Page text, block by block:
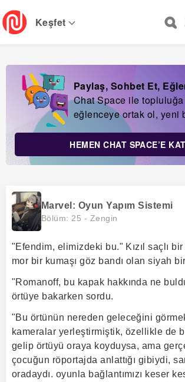
Skip
to
main
Keşfet
Paylaş, Sohbet Et,
Chat Space ile topluluğa
eğlenceye ortak ol, yeni
HEMEN CHAT SPACE’E
Marvel: Oyun Yapım Sistemi
Bölüm: 25 - Zengin
"Efendim, elimizdeki bu." Kızıl saçlı
mor bir kumaşı göz bandı olan siyah
"Romanoff, bu kapak hakkında ne
örtüye bakarken sordu.
"Bu örtünün nereden geleceğini
kameralar yerleştirmiştik, özellikle de
gelip örtüyü oraya koyduysa, ama
çocuğun röportajda anlattığı gibiydi,
oradaydı. oyunla bağlantımızı keser